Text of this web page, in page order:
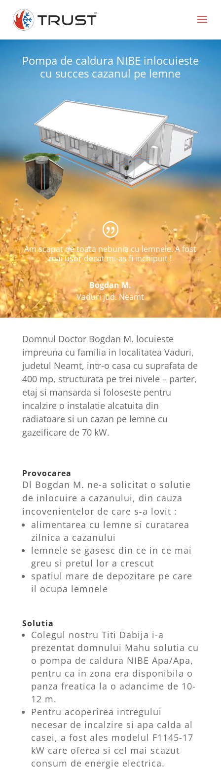
Pompa de caldura NIBE inlocuieste
cu succes cazanul pe lemne
Am scapat de toata nebunia cu lemnele. A fost
mai usor decat mi-as fi inchipuit !
Bogdan M.
Vaduri jud. Neamt
Domnul Doctor Bogdan M. locuieste
impreuna cu familia in localitatea Vaduri,
judetul Neamt, intr-o casa cu suprafata de
400 mp, structurata pe trei nivele – parter,
etaj si mansarda si foloseste pentru
incalzire o instalatie alcatuita din
radiatoare si un cazan pe lemne cu
gazeificare de 70 kW.
Provocarea
Dl Bogdan M. ne-a solicitat o solutie
de inlocuire a cazanului, din cauza
incovenientelor de care s-a lovit :
alimentarea cu lemne si curatarea
zilnica a cazanului
lemnele se gasesc din ce in ce mai
greu si pretul lor a crescut
spatiul mare de depozitare pe care
il ocupa lemnele
Solutia
Colegul nostru Titi Dabija i-a
prezentat domnului Mahu solutia cu
o pompa de caldura NIBE Apa/Apa,
pentru ca in zona era disponibila o
panza freatica la o adancime de 10-
12 m.
Pentru acoperirea intregului
necesar de incalzire si apa calda al
casei, a fost ales modelul F1145-17
kW care oferea si cel mai scazut
consum de energie electrica.